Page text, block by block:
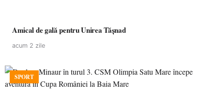
Amical de gală pentru Unirea Tășnad
acum 2 zile
SPORT